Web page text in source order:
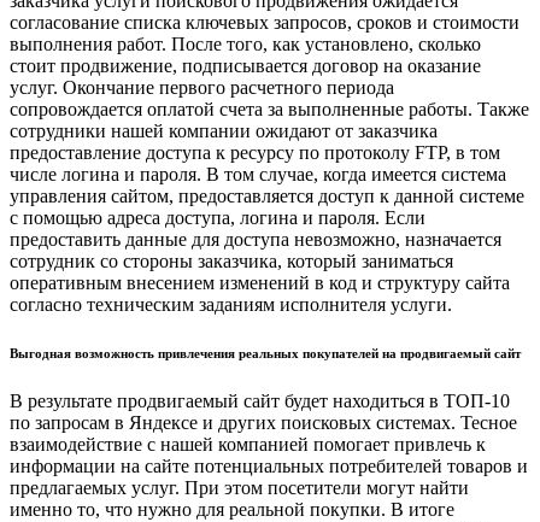
согласование списка ключевых запросов, сроков и стоимости
выполнения работ. После того, как установлено, сколько
стоит продвижение, подписывается договор на оказание
услуг. Окончание первого расчетного периода
сопровождается оплатой счета за выполненные работы. Также
сотрудники нашей компании ожидают от заказчика
предоставление доступа к ресурсу по протоколу FTP, в том
числе логина и пароля. В том случае, когда имеется система
управления сайтом, предоставляется доступ к данной системе
с помощью адреса доступа, логина и пароля. Если
предоставить данные для доступа невозможно, назначается
сотрудник со стороны заказчика, который заниматься
оперативным внесением изменений в код и структуру сайта
согласно техническим заданиям исполнителя услуги.
Выгодная возможность привлечения реальных покупателей на продвигаемый сайт
В результате продвигаемый сайт будет находиться в ТОП-10
по запросам в Яндексе и других поисковых системах. Тесное
взаимодействие с нашей компанией помогает привлечь к
информации на сайте потенциальных потребителей товаров и
предлагаемых услуг. При этом посетители могут найти
именно то, что нужно для реальной покупки. В итоге